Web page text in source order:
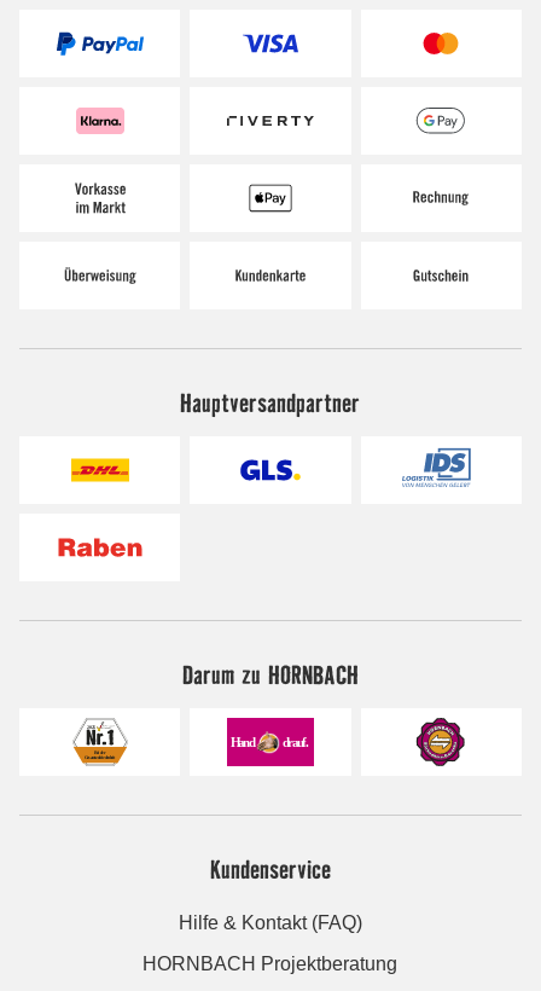
Hauptversandpartner
Darum zu HORNBACH
Kundenservice
Hilfe & Kontakt (FAQ)
HORNBACH Projektberatung